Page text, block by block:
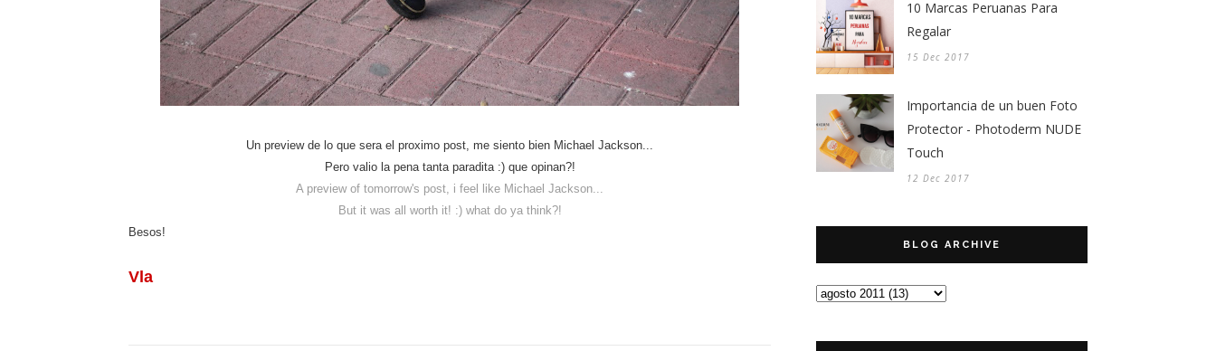
Un preview de lo que sera el proximo post, me siento bien Michael Jackson...
Pero valio la pena tanta paradita :) que opinan?!
A preview of tomorrow's post, i feel like Michael Jackson...
But it was all worth it! :) what do ya think?!
Besos!
Vla
10 Marcas Peruanas Para
Regalar
15 Dec 2017
Importancia de un buen Foto
Protector - Photoderm NUDE
Touch
12 Dec 2017
BLOG ARCHIVE